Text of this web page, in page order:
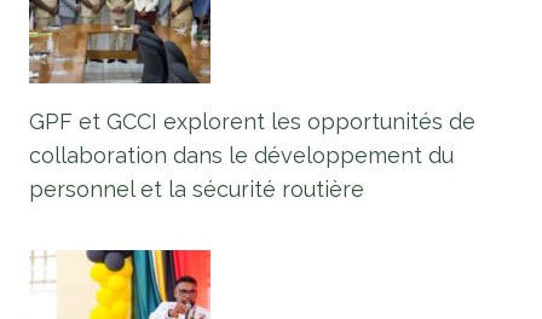
GPF et GCCI explorent les opportunités de
collaboration dans le développement du
personnel et la sécurité routière